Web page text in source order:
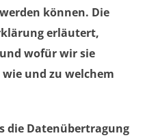
können. Die
erläutert,
wofür wir sie
und zu welchem
die Datenübertragung